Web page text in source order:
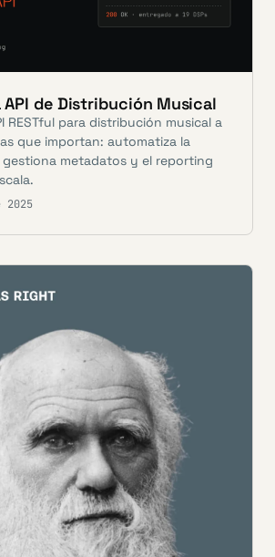
de Distribución Musical
RESTful para distribución musical a
que importan: automatiza la
gestiona metadatos y el reporting
2025